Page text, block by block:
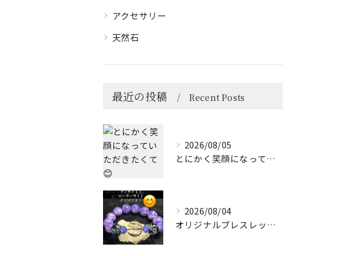
アクセサリー
天然石
最近の投稿 Recent Posts
2026/08/05
とにかく笑顔になっていただきたくて😊
2026/08/04
オリジナルブレスレット作成してみました😊